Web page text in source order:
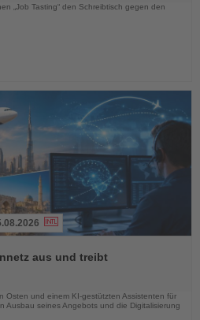
„Job Tasting“ den Schreibtisch gegen den
aus und treibt
Osten und einem KI-gestützten Assistenten für
Ausbau seines Angebots und die Digitalisierung